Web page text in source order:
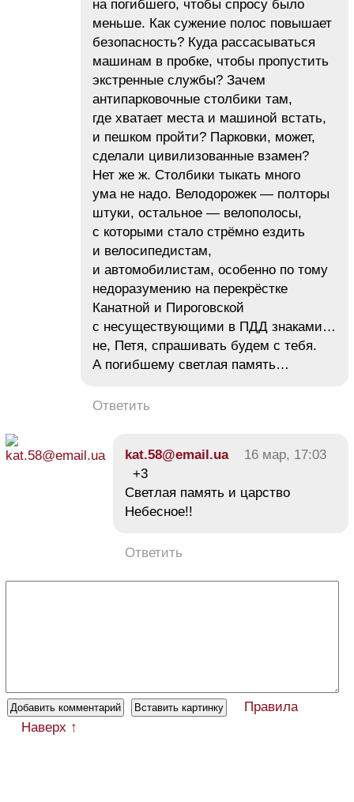
на погибшего, чтобы спросу было
меньше. Как сужение полос повышает
безопасность? Куда рассасываться
машинам в пробке, чтобы пропустить
экстренные службы? Зачем
антипарковочные столбики там,
где хватает места и машиной встать,
и пешком пройти? Парковки, может,
сделали цивилизованные взамен?
Нет же ж. Столбики тыкать много
ума не надо. Велодорожек — полторы
штуки, остальное — велополосы,
с которыми стало стрёмно ездить
и велосипедистам,
и автомобилистам, особенно по тому
недоразумению на перекрёстке
Канатной и Пироговской
с несуществующими в ПДД знаками…
не, Петя, спрашивать будем с тебя.
А погибшему светлая память…
Ответить
kat.58@email.ua
16 мар, 17:03
+3
Светлая память и царство
Небесное!!
Ответить
Правила
Наверх ↑